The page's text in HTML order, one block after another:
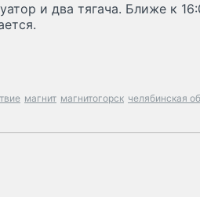
и два тягача. Ближе к
магнит магнитогорск челябинская